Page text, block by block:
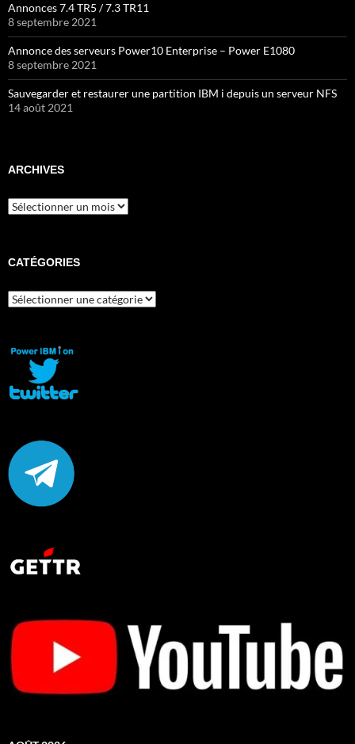
Annonces 7.4 TR5 / 7.3 TR11
8 septembre 2021
Annonce des serveurs Power10 Enterprise – Power E1080
8 septembre 2021
Sauvegarder et restaurer une partition IBM i depuis un serveur NFS
14 août 2021
ARCHIVES
Archives
CATÉGORIES
Catégories